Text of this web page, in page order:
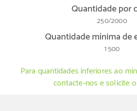
Quantidade por
250/2000
Quantidade mínima de
1 500
Para quantidades inferiores ao
contacte-nos e solicite